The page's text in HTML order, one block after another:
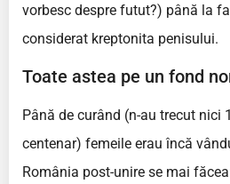
vorbesc despre futut?) până la
considerat kreptonita penisului.
Toate astea pe un fond
Până de curând (n-au trecut nici
centenar) femeile erau încă
România post-unire se mai